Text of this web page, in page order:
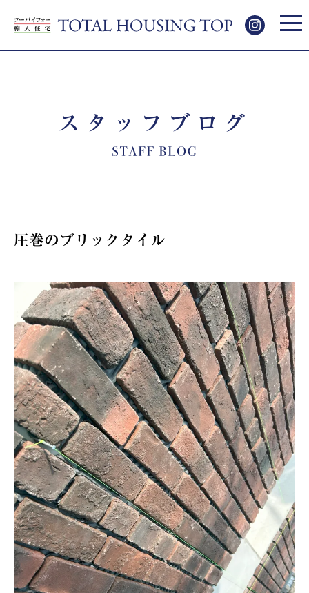
スタッフブログ
圧巻のブリックタイル